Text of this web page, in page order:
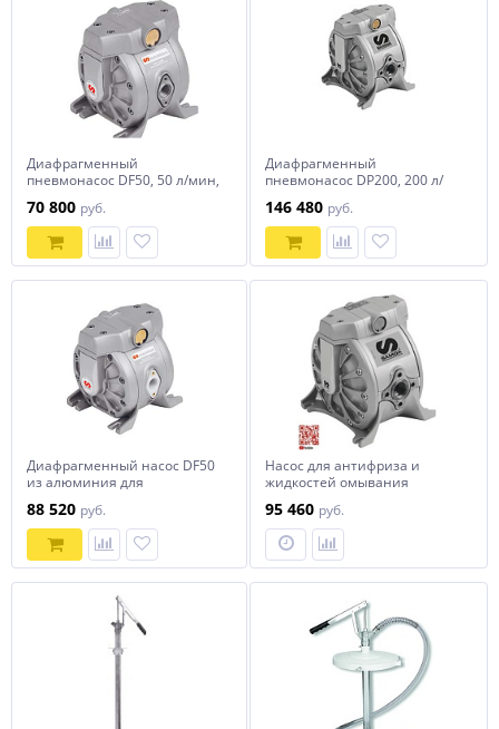
Диафрагменный
пневмонасос DF50, 50 л/мин,
мат-лы, отработанное масло
70 800 руб.
Диафрагменный
пневмонасос DP200, 200 л/
146 480 руб.
Диафрагменный насос DF50
из алюминия для
материалов/отработанного
масла
88 520 руб.
Насос для антифриза и
жидкостей омывания
551010
95 460 руб.